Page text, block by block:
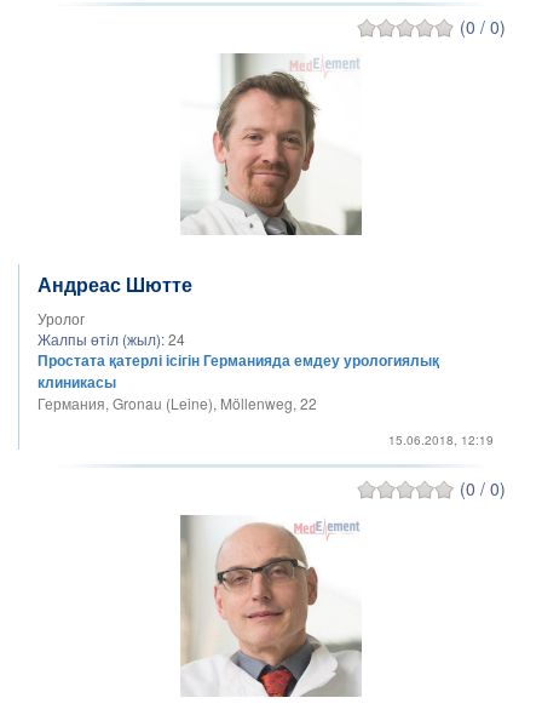
(0 / 0)
Андреас Шютте
Уролог
Жалпы өтіл (жыл):24
Простата қатерлі ісігін Германияда емдеу урологиялық
клиникасы
Германия, Gronau (Leine), Möllenweg, 22
15.06.2018, 12:19
(0 / 0)